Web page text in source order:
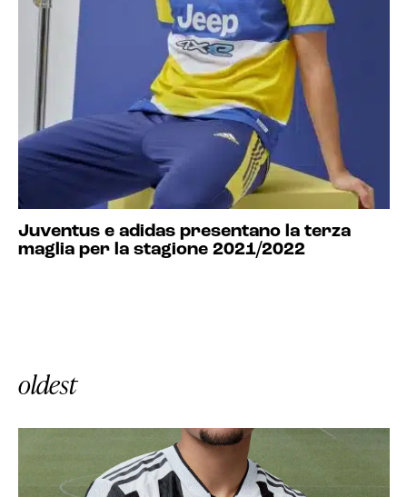
Juventus e adidas presentano la terza
maglia per la stagione 2021/2022
oldest